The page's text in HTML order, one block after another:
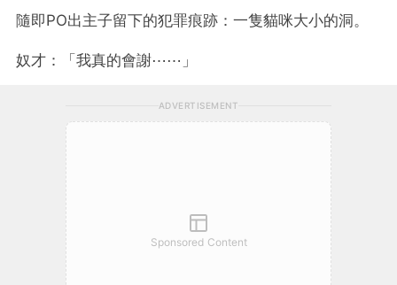
隨即PO出主子留下的犯罪痕跡：一隻貓咪大小的洞。
奴才：「我真的會謝⋯⋯」
ADVERTISEMENT
Sponsored Content